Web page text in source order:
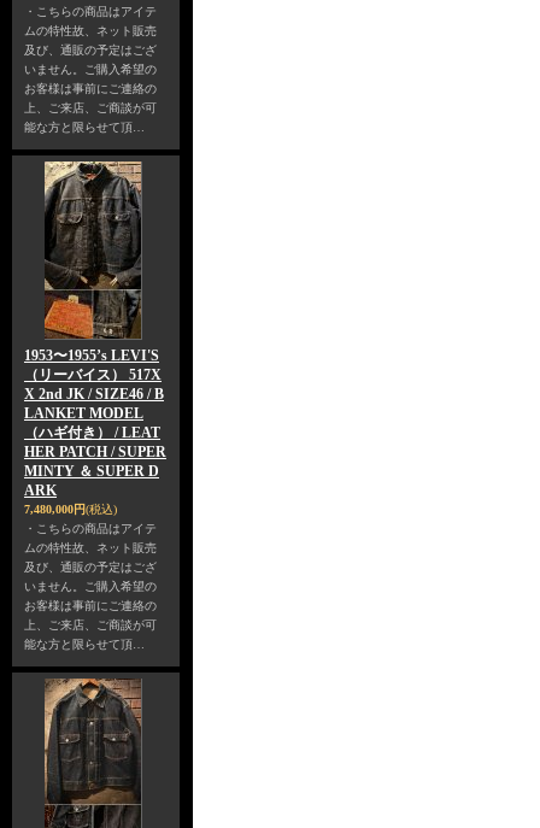
・こちらの商品はアイテ
ムの特性故、ネット販売
及び、通販の予定はござ
いません。ご購入希望の
お客様は事前にご連絡の
上、ご来店、ご商談が可
能な方と限らせて頂…
1953〜1955’s LEVI'S
（リーバイス） 517X
X 2nd JK / SIZE46 / B
LANKET MODEL
（ハギ付き） / LEAT
HER PATCH / SUPER
MINTY ＆ SUPER D
ARK
7,480,000円(税込)
・こちらの商品はアイテ
ムの特性故、ネット販売
及び、通販の予定はござ
いません。ご購入希望の
お客様は事前にご連絡の
上、ご来店、ご商談が可
能な方と限らせて頂…